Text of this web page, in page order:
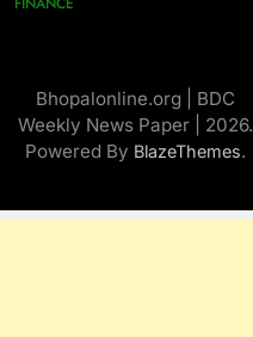
Bhopalonline.org | BDC
Weekly News Paper | 2026.
Powered By BlazeThemes.